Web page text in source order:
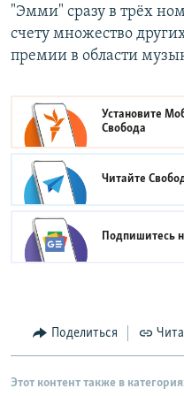
"Эмми" сразу в трёх
счету множество
премии в области
Установите
Свобода
Читайте
Подпишитесь
Поделиться
Этот контент также в